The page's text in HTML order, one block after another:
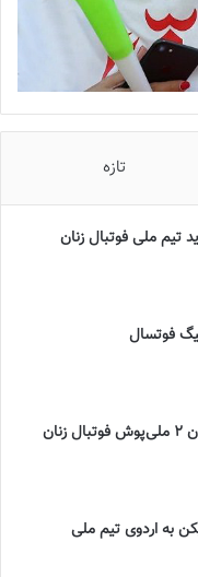
تازه
ملى فوتبال زنان
فوتسال